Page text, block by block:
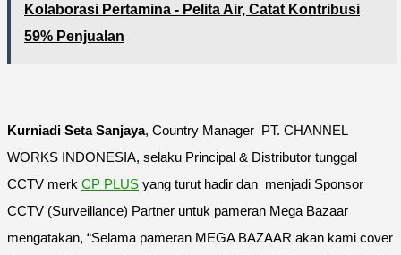
Kolaborasi Pertamina - Pelita Air, Catat Kontribusi
59% Penjualan
Kurniadi Seta Sanjaya, Country Manager PT. CHANNEL
WORKS INDONESIA, selaku Principal & Distributor tunggal
CCTV merk CP PLUS yang turut hadir dan menjadi Sponsor
CCTV (Surveillance) Partner untuk pameran Mega Bazaar
mengatakan, “Selama pameran MEGA BAZAAR akan kami cover